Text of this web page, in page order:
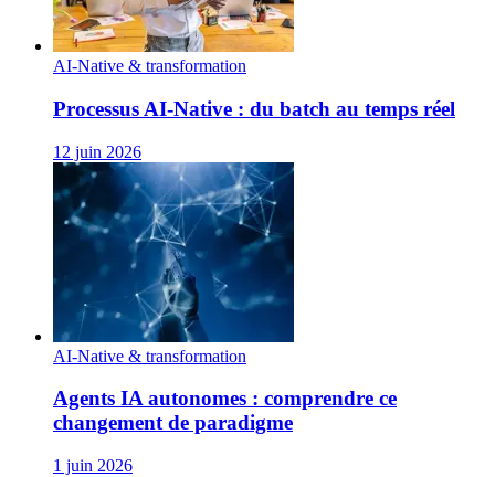
AI-Native & transformation
Processus AI‑Native : du batch au temps réel
12 juin 2026
AI-Native & transformation
Agents IA autonomes : comprendre ce
changement de paradigme
1 juin 2026